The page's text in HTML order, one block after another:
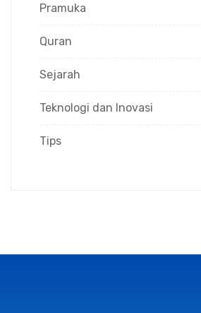
Pramuka
Quran
Sejarah
Teknologi dan Inovasi
Tips